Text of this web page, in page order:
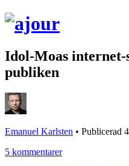
Idol-Moas internet-
publiken
Emanuel Karlsten • Publicerad
5 kommentarer